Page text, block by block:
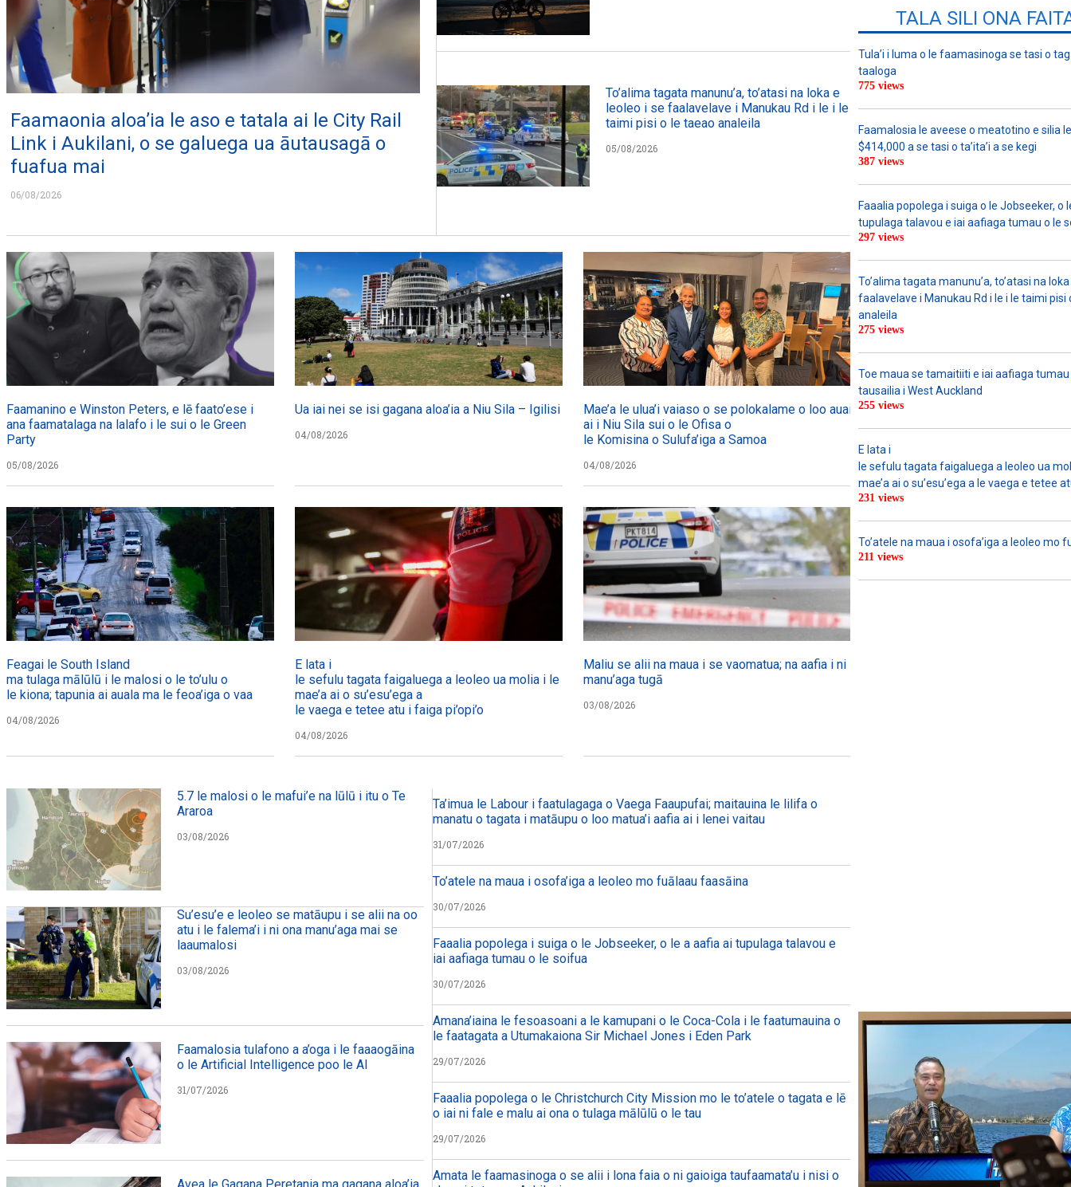
Faamaonia aloa’ia le aso e tatala ai le City Rail
Link i Aukilani, o se galuega ua āutausagā o
fuafua mai
06/08/2026
To’alima tagata manunu’a, to’atasi na loka e
leoleo i se faalavelave i Manukau Rd i le i le
taimi pisi o le taeao analeila
05/08/2026
Faamanino e Winston Peters, e lē faato’ese i
ana faamatalaga na lalafo i le sui o le Green
Party
05/08/2026
Ua iai nei se isi gagana aloa’ia a Niu Sila – Igilisi
04/08/2026
Mae’a le ulua’i vaiaso o se polokalame o loo auai mai
ai i Niu Sila sui o le Ofisa o
le Komisina o Sulufa’iga a Samoa
04/08/2026
Feagai le South Island
ma tulaga mālūlū i le malosi o le to’ulu o
le kiona; tapunia ai auala ma le feoa’iga o vaa
04/08/2026
E lata i
le sefulu tagata faigaluega a leoleo ua molia i le tulafono i le
mae’a ai o su’esu’ega a
le vaega e tetee atu i faiga pi’opi’o
04/08/2026
Maliu se alii na maua i se vaomatua; na aafia i ni
manu’aga tugā
03/08/2026
TALA SILI ONA
Tula’i i luma o le faamasinoga se tasi o
taaloga
775 views
Faamalosia le aveese o meatotino e silia
$414,000 a se tasi o ta’ita’i a se kegi
387 views
Faaalia popolega i suiga o le Jobseeker, o
tupulaga talavou e iai aafiaga tumau o le
297 views
To’alima tagata manunu’a, to’atasi na
faalavelave i Manukau Rd i le i le taimi pisi
analeila
275 views
Toe maua se tamaitiiti e iai aafiaga
tausailia i West Auckland
255 views
E lata i
le sefulu tagata faigaluega a leoleo ua
mae’a ai o su’esu’ega a le vaega e tetee
231 views
To’atele na maua i osofa’iga a leoleo mo
211 views
5.7 le malosi o le mafui’e na lūlū i itu o Te
Araroa
03/08/2026
Su’esu’e e leoleo se matāupu i se alii na oo
atu i le falema’i i ni ona manu’aga mai se
laaumalosi
03/08/2026
Faamalosia tulafono a a’oga i le faaaogāina
o le Artificial Intelligence poo le AI
31/07/2026
Avea le Gagana Peretania ma gagana aloa’ia
Ta’imua le Labour i faatulagaga o Vaega Faaupufai; maitauina le lilifa o
manatu o tagata i matāupu o loo matua’i aafia ai i lenei vaitau
31/07/2026
To’atele na maua i osofa’iga a leoleo mo fuālaau faasāina
30/07/2026
Faaalia popolega i suiga o le Jobseeker, o le a aafia ai tupulaga talavou e
iai aafiaga tumau o le soifua
30/07/2026
Amana’iaina le fesoasoani a le kamupani o le Coca-Cola i le faatumauina o
le faatagata a Utumakaiona Sir Michael Jones i Eden Park
29/07/2026
Faaalia popolega o le Christchurch City Mission mo le to’atele o tagata e lē
o iai ni fale e malu ai ona o tulaga mālūlū o le tau
29/07/2026
Amata le faamasinoga o se alii i lona faia o ni gaioiga taufaamata’u i nisi o